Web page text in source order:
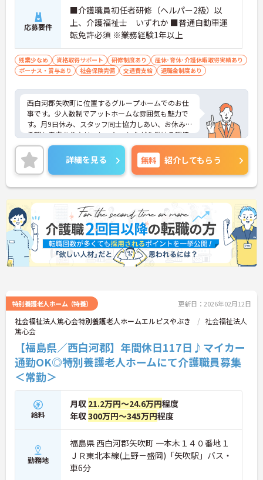
応募要件
■介護職員初任者研修（ヘルパー2級）以
上、介護福祉士 いずれか ■普通自動車運
転免許必須 ※業務経験1年以上
残業少なめ 資格取得サポート 研修制度あり
産休･育休･介護休暇取得実績あり
ボーナス・賞与あり
社会保険完備 交通費支給 退職金制度あり
西白河郡矢吹町に位置するグループホームでのお仕
事です。少人数制でアットホームな雰囲気も魅力で
す。月9日休み、スタッフ同士協力しあい、お休みの
希望も考慮あり♪リフレッシュしながら働ける環境
です。ご興味のある方には、面接対策ポイントな
ど、さらに詳細をお話しいたしますのでお気軽にご
相談ください！
詳細を見る 無料 紹介してもらう
特別養護老人ホーム（特養） 更新日：2026年02月12日
社会福祉法人篤心会特別養護老人ホームエルピスやぶき
社会福祉法人
篤心会
【福島県／西白河郡】年間休日117日♪マイカー
通勤OK◎特別養護老人ホームにて介護職員募集
＜常勤＞
給料
月収 21.2万円～24.6万円程度
年収300万円～345万円程度
勤務地
福島県 西白河郡矢吹町 一本木１４０番地１
ＪＲ東北本線(上野－盛岡)「矢吹駅」バス・
車6分